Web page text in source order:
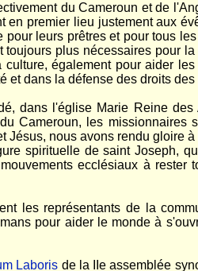
du Cameroun et de
premier lieu justement aux
leurs prêtres et pour tous
plus nécessaires pour
également pour aider
et dans la défense des droits des
dans l'église Marie Reine
Cameroun, les missionnaires
nous avons rendu gloire
spirituelle de saint Joseph,
ecclésiaux à rester
les représentants de la
pour aider le monde à
Laboris de la IIe assemblée